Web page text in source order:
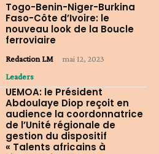
Togo-Benin-Niger-Burkina
Faso-Côte d’Ivoire: le
nouveau look de la Boucle
ferroviaire
Redaction LM - mai 12, 2023
Leaders
UEMOA: le Président
Abdoulaye Diop reçoit en
audience la coordonnatrice
de l’Unité régionale de
gestion du dispositif
« Talents africains à